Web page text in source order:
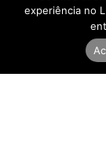
experiência no